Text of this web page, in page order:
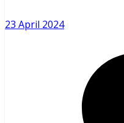
23 April 2024